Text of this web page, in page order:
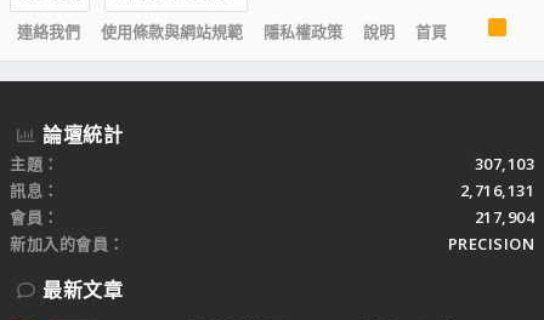
連絡我們
使用條款與網站規範 隱私權政策 說明 首頁
R
S
S
論壇統計
主題
307,103
訊息
2,716,131
會員
217,904
新加入的會員
PRECISION
最新文章